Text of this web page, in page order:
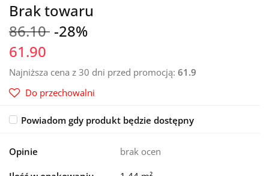
Brak towaru
86.10 -28%
61.90
Najniższa cena z 30 dni przed promocją: 61.9
Do przechowalni
Powiadom gdy produkt będzie dostępny
Opinie brak ocen